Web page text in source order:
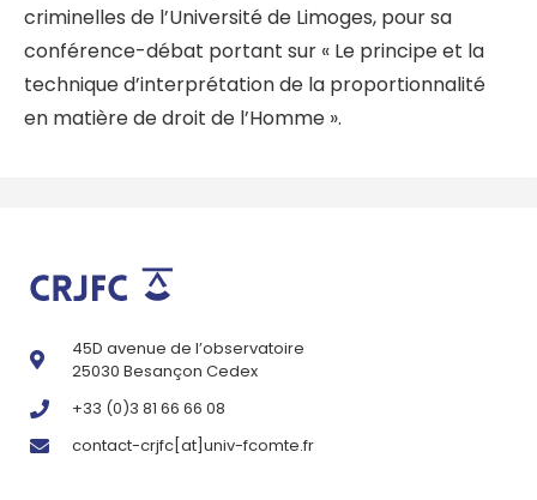
criminelles de l’Université de Limoges, pour sa
conférence-débat portant sur « Le principe et la
technique d’interprétation de la proportionnalité
en matière de droit de l’Homme ».
45D avenue de l’observatoire
25030 Besançon Cedex
+33 (0)3 81 66 66 08
contact-crjfc[at]univ-fcomte.fr